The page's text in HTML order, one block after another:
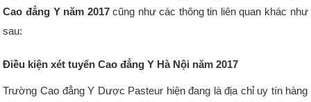
Cao đẳng Y năm 2017cũng như các thông tin liên quan khác như
sau:
Điều kiện xét tuyển Cao đẳng Y Hà Nội năm 2017
Trường Cao đẳng Y Dược Pasteur hiện đang là địa chỉ uy tín hàng